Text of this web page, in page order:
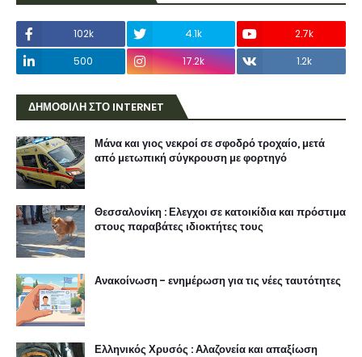
102k 4.1k
2.7k
500
17.2k 1.2k
ΔΗΜΟΦΙΛΗ ΣΤΟ INTERNET
Μάνα και γιος νεκροί σε σφοδρό τροχαίο, μετά
από μετωπική σύγκρουση με φορτηγό
Θεσσαλονίκη : Ελεγχοι σε κατοικίδια και πρόστιμα
στους παραβάτες ιδιοκτήτες τους
Ανακοίνωση - ενημέρωση για τις νέες ταυτότητες
Ελληνικός Χρυσός : Αλαζονεία και απαξίωση